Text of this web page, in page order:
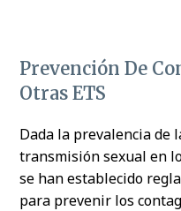
Prevención De
Otras ETS
Dada la prevalencia de
transmisión sexual en
se han establecido
para prevenir los